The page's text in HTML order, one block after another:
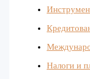
Налоги и